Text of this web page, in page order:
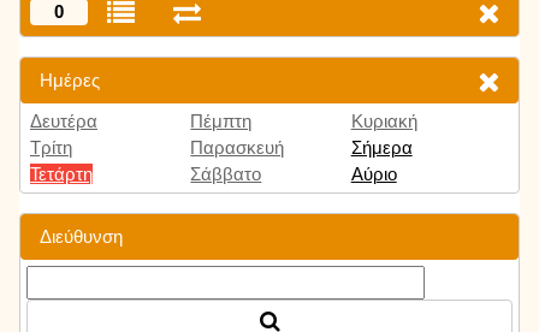
0
Ημέρες
Δευτέρα
Τρίτη
Τετάρτη
Πέμπτη
Παρασκευή
Σάββατο
Κυριακή
Σήμερα
Αύριο
Διεύθυνση